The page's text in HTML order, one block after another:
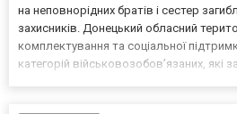
на неповнорідних братів і сестер
захисників. Донецький обласний
комплектування та соціальної
категорій військовозобов’язаних, які